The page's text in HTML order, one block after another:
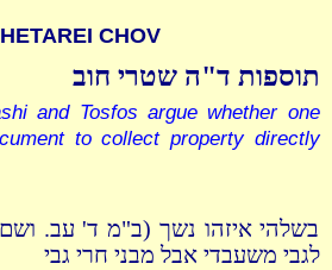
CHOV
תוספות ד"ה שטרי חוב
and Tosfos argue whether one
to collect property directly
בשלהי איזהו נשך (ב"מ ד' עב.
לגבי משעבדי אבל מבני חרי גבי